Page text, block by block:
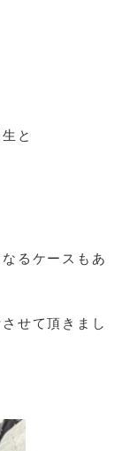
と
るケースもあ
せて頂きまし